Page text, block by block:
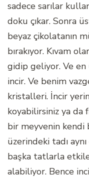
sadece sarılar
doku çıkar. Sonra
beyaz çikolatanın
bırakıyor. Kıvam
gidip geliyor. Ve
incir. Ve benim
kristalleri. İncir
koyabilirsiniz ya
bir meyvenin kendi
üzerindeki tadı
başka tatlarla
alabiliyor. Bence